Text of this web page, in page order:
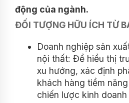
động của ngành.
ĐỐI TƯỢNG HỮU ÍCH TỪ
Doanh nghiệp sản
nội thất: Để hiểu thị
xu hướng, xác định
khách hàng tiềm
chiến lược kinh doanh